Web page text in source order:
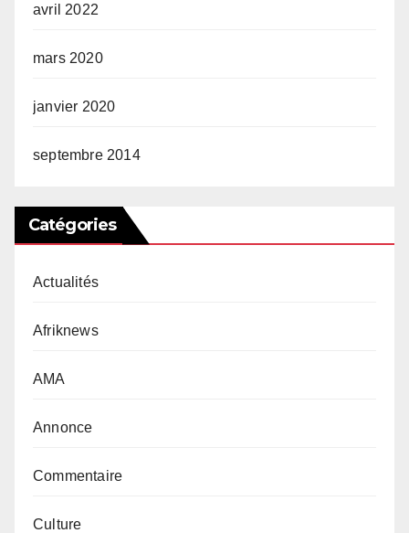
avril 2022
mars 2020
janvier 2020
septembre 2014
Catégories
Actualités
Afriknews
AMA
Annonce
Commentaire
Culture